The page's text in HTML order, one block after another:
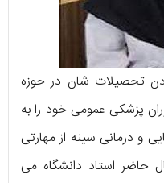
تحصیلات شان در حوزه
پزشکی عمومی خود را به
و درمانی سینه از مهارتی
حاضر استاد دانشگاه می